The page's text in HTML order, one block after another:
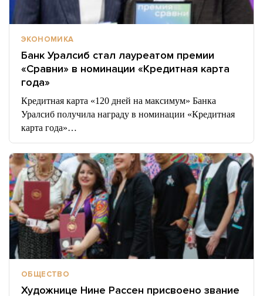
ЭКОНОМИКА
Банк Уралсиб стал лауреатом премии
«Сравни» в номинации «Кредитная карта
года»
Кредитная карта «120 дней на максимум» Банка
Уралсиб получила награду в номинации «Кредитная
карта года»…
ОБЩЕСТВО
Художнице Нине Рассен присвоено звание